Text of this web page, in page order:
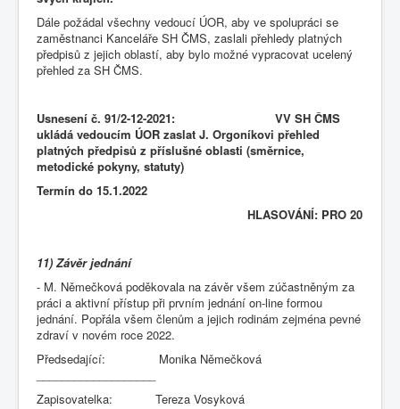
Dále požádal všechny vedoucí ÚOR, aby ve spolupráci se
zaměstnanci Kanceláře SH ČMS, zaslali přehledy platných
předpisů z jejich oblastí, aby bylo možné vypracovat ucelený
přehled za SH ČMS.
Usnesení č. 91/2-12-2021: VV SH ČMS
ukládá vedoucím ÚOR zaslat J. Orgoníkovi přehled
platných předpisů z příslušné oblasti (směrnice,
metodické pokyny, statuty)
Termín do 15.1.2022
HLASOVÁNÍ: PRO 20
11) Závěr jednání
- M. Němečková poděkovala na závěr všem zúčastněným za
práci a aktivní přístup při prvním jednání on-line formou
jednání. Popřála všem členům a jejich rodinám zejména pevné
zdraví v novém roce 2022.
Předsedající: Monika Němečková
Zapisovatelka: Tereza Vosyková